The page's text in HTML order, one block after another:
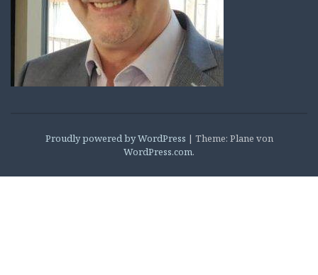
Proudly powered by WordPress | Theme: Plane von
WordPress.com.